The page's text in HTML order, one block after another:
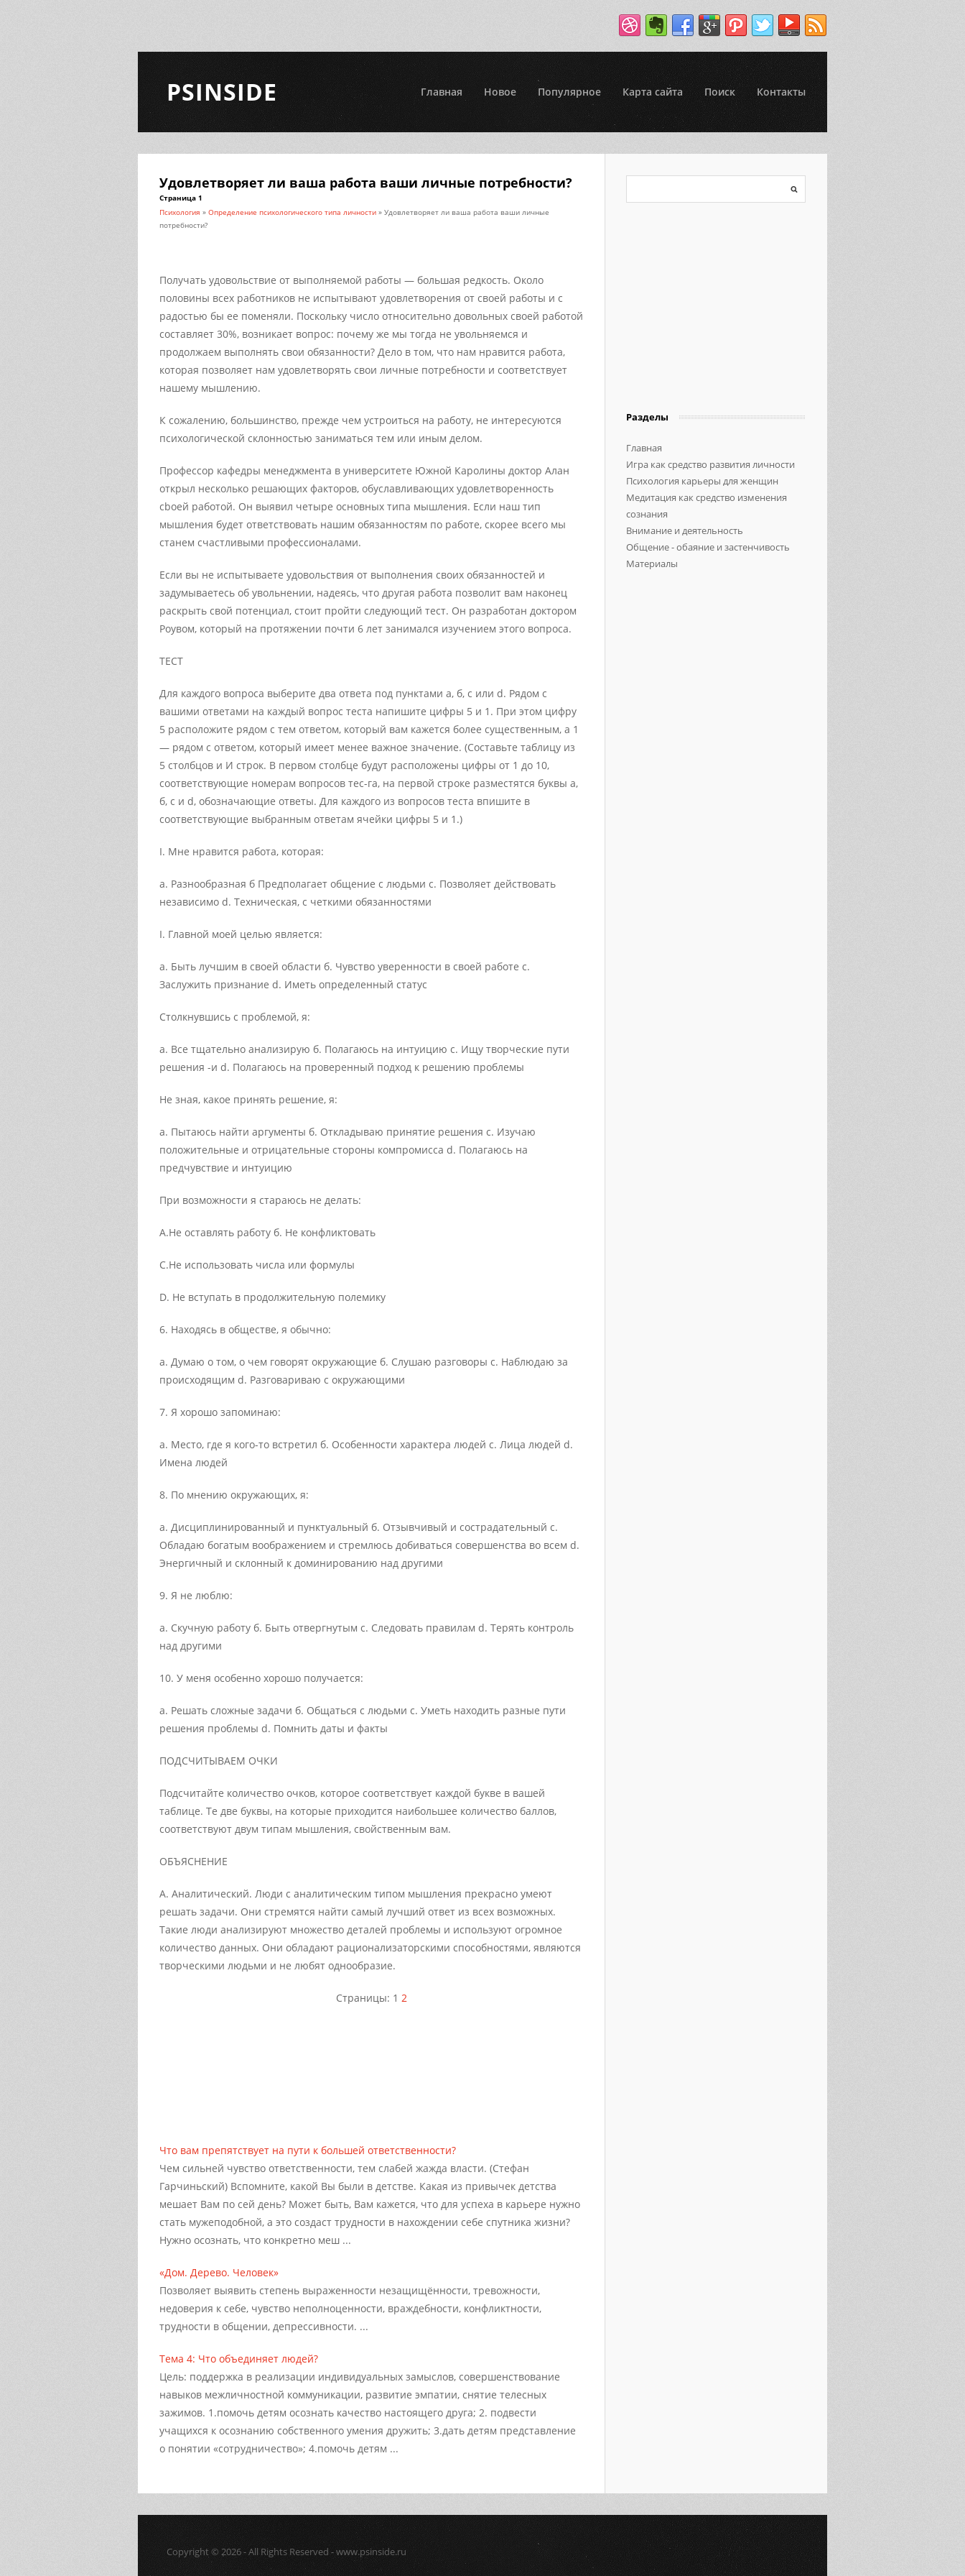
PSINSIDE Главная Новое Популярное Карта сайта Поиск Контакты
Удовлетворяет ли ваша работа ваши личные потребности?
Страница 1
Психология » Определение психологического типа личности » Удовлетворяет ли ваша работа ваши личные
потребности?
Получать удовольствие от выполняемой работы — большая редкость. Около
половины всех работников не испытывают удовлетворения от своей работы и с
радостью бы ее поменяли. Поскольку число относительно довольных своей работой
составляет 30%, возникает вопрос: почему же мы тогда не увольняемся и
продолжаем выполнять свои обязанности? Дело в том, что нам нравится работа,
которая позволяет нам удовлетворять свои личные потребности и соответствует
нашему мышлению.
К сожалению, большинство, прежде чем устроиться на работу, не интересуются
психологической склонностью заниматься тем или иным делом.
Профессор кафедры менеджмента в университете Южной Каролины доктор Алан
открыл несколько решающих факторов, обуславливающих удовлетворенность
cboей работой. Он выявил четыре основных типа мышления. Если наш тип
мышления будет ответствовать нашим обязанностям по работе, скорее всего мы
станем счастливыми профессионалами.
Если вы не испытываете удовольствия от выполнения своих обязанностей и
задумываетесь об увольнении, надеясь, что другая работа позволит вам наконец
раскрыть свой потенциал, стоит пройти следующий тест. Он разработан доктором
Роувом, который на протяжении почти 6 лет занимался изучением этого вопроса.
ТЕСТ
Для каждого вопроса выберите два ответа под пунктами а, б, с или d. Рядом с
вашими ответами на каждый вопрос теста напишите цифры 5 и 1. При этом цифру
5 расположите рядом с тем ответом, который вам кажется более существенным, а 1
— рядом с ответом, который имеет менее важное значение. (Составьте таблицу из
5 столбцов и И строк. В первом столбце будут расположены цифры от 1 до 10,
соответствующие номерам вопросов тес-га, на первой строке разместятся буквы а,
б, с и d, обозначающие ответы. Для каждого из вопросов теста впишите в
соответствующие выбранным ответам ячейки цифры 5 и 1.)
I. Мне нравится работа, которая:
а. Разнообразная б Предполагает общение с людьми с. Позволяет действовать
независимо d. Техническая, с четкими обязанностями
I. Главной моей целью является:
а. Быть лучшим в своей области б. Чувство уверенности в своей работе с.
Заслужить признание d. Иметь определенный статус
Столкнувшись с проблемой, я:
а. Всe тщательно анализирую б. Полагаюсь на интуицию с. Ищу творческие пути
решения -и d. Полагаюсь на проверенный подход к решению проблемы
Не зная, какое принять решение, я:
а. Пытаюсь найти аргументы б. Откладываю принятие решения с. Изучаю
положительные и отрицательные стороны компромисса d. Полагаюсь на
предчувствие и интуицию
При возможности я стараюсь не делать:
А.Не оставлять работу б. Не конфликтовать
С.Не использовать числа или формулы
D. Не вступать в продолжительную полемику
6. Находясь в обществе, я обычно:
а. Думаю о том, о чем говорят окружающие б. Слушаю разговоры с. Наблюдаю за
происходящим d. Разговариваю с окружающими
7. Я хорошо запоминаю:
а. Место, где я кого-то встретил б. Особенности характера людей с. Лица людей d.
Имена людей
8. По мнению окружающих, я:
а. Дисциплинированный и пунктуальный б. Отзывчивый и сострадательный с.
Обладаю богатым воображением и стремлюсь добиваться совершенства во всем d.
Энергичный и склонный к доминированию над другими
9. Я не люблю:
а. Скучную работу б. Быть отвергнутым с. Следовать правилам d. Терять контроль
над другими
10. У меня особенно хорошо получается:
а. Решать сложные задачи б. Общаться с людьми с. Уметь находить разные пути
решения проблемы d. Помнить даты и факты
ПОДСЧИТЫВАЕМ ОЧКИ
Подсчитайте количество очков, которое соответствует каждой букве в вашей
таблице. Те две буквы, на которые приходится наибольшее количество баллов,
соответствуют двум типам мышления, свойственным вам.
ОБЪЯСНЕНИЕ
А. Аналитический. Люди с аналитическим типом мышления прекрасно умеют
решать задачи. Они стремятся найти самый лучший ответ из всех возможных.
Такие люди анализируют множество деталей проблемы и используют огромное
количество данных. Они обладают рационализаторскими способностями, являются
творческими людьми и не любят однообразие.
Страницы: 1 2
Что вам препятствует на пути к большей ответственности?
Чем сильней чувство ответственности, тем слабей жажда власти. (Стефан
Гарчиньский) Вспомните, какой Вы были в детстве. Какая из привычек детства
мешает Вам по сей день? Может быть, Вам кажется, что для успеха в карьере нужно
стать мужеподобной, а это создаст трудности в нахождении себе спутника жизни?
Нужно осознать, что конкретно меш ...
«Дом. Дерево. Человек»
Позволяет выявить степень выраженности незащищённости, тревожности,
недоверия к себе, чувство неполноценности, враждебности, конфликтности,
трудности в общении, депрессивности. ...
Тема 4: Что объединяет людей?
Цель: поддержка в реализации индивидуальных замыслов, совершенствование
навыков межличностной коммуникации, развитие эмпатии, снятие телесных
зажимов. 1.помочь детям осознать качество настоящего друга; 2. подвести
учащихся к осознанию собственного умения дружить; 3.дать детям представление
о понятии «сотрудничество»; 4.помочь детям ...
Разделы
Главная
Игра как средство развития личности
Психология карьеры для женщин
Медитация как средство изменения
сознания
Внимание и деятельность
Общение - обаяние и застенчивость
Материалы
Copyright © 2026 - All Rights Reserved - www.psinside.ru